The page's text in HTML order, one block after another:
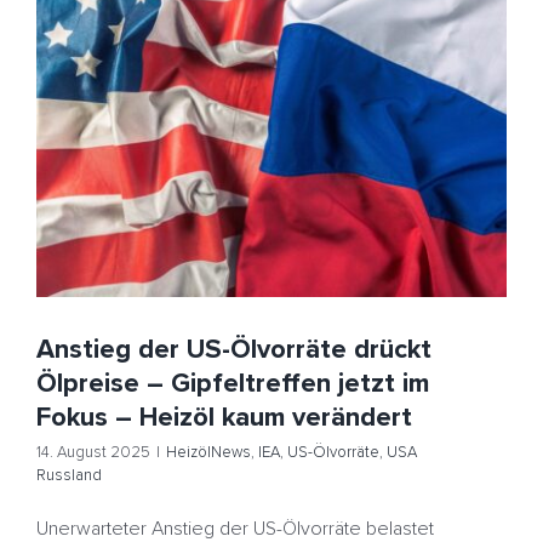
Anstieg der US-Ölvorräte drückt Ölpreise –
Gipfeltreffen jetzt im Fokus – Heizöl kaum verändert
HeizölNews IEA US-Ölvorräte USA Russland
Anstieg der US-Ölvorräte drückt
Ölpreise – Gipfeltreffen jetzt im
Fokus – Heizöl kaum verändert
14. August 2025 | HeizölNews, IEA, US-Ölvorräte, USA
Russland
Unerwarteter Anstieg der US-Ölvorräte belastet